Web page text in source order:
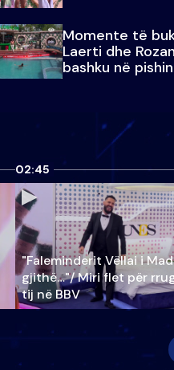
Momente të
Laerti dhe
bashku në
02:45
"Faleminderit Vëllai i
gjithë…"/ Miri flet për
tij në BBV